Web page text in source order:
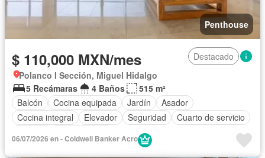
Penthouse
$ 110,000 MXN/mes
Destacado
Polanco I Sección, Miguel Hidalgo
5 Recámaras
4 Baños
515 m²
Balcón
Cocina equipada Jardín
Asador
Cocina integral
Elevador Seguridad
Cuarto de servicio
06/07/2026 en - Coldwell Banker Acro